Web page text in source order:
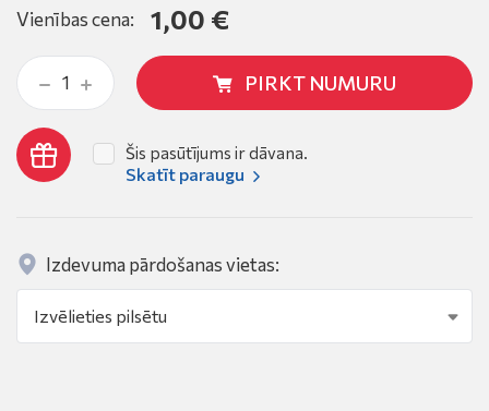
Vienības cena: 1,00 €
PIRKT NUMURU
Šis pasūtījums ir dāvana.
Skatīt paraugu
Izdevuma pārdošanas vietas: